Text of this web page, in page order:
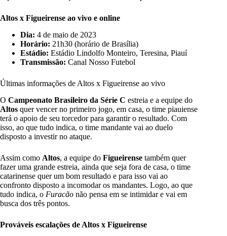
Altos x Figueirense ao vivo e online
Dia: 4 de maio de 2023
Horário: 21h30 (horário de Brasília)
Estádio: Estádio Lindolfo Monteiro, Teresina, Piauí
Transmissão: Canal Nosso Futebol
Últimas informações de Altos x Figueirense ao vivo
O Campeonato Brasileiro da Série C estreia e a equipe do
Altos quer vencer no primeiro jogo, em casa, o time piauiense
terá o apoio de seu torcedor para garantir o resultado. Com
isso, ao que tudo indica, o time mandante vai ao duelo
disposto a investir no ataque.
Assim como Altos, a equipe do Figueirense também quer
fazer uma grande estreia, ainda que seja fora de casa, o time
catarinense quer um bom resultado e para isso vai ao
confronto disposto a incomodar os mandantes. Logo, ao que
tudo indica, o Furacão não pensa em se intimidar e vai em
busca dos três pontos.
Prováveis escalações de Altos x Figueirense